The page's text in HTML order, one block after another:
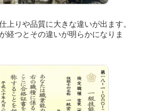
りや品質に大きな違いが出ます。
経つとその違いが明らかになりま